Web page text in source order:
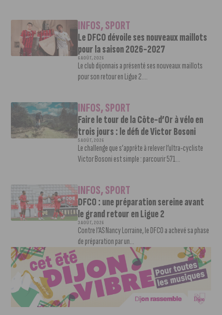
INFOS,SPORT
Le DFCO dévoile ses nouveaux maillots
pour la saison 2026-2027
6 AOÛT, 2026
Le club dijonnais a présenté ses nouveaux maillots
pour son retour en Ligue 2....
INFOS,SPORT
Faire le tour de la Côte-d’Or à vélo en
trois jours : le défi de Victor Bosoni
5 AOÛT, 2026
Le challenge que s’apprête à relever l’ultra-cycliste
Victor Bosoni est simple : parcourir 571...
INFOS,SPORT
DFCO : une préparation sereine avant
le grand retour en Ligue 2
3 AOÛT, 2026
Contre l’AS Nancy Lorraine, le DFCO a achevé sa phase
de préparation par un...